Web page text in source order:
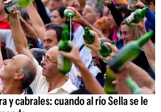
y cabrales: cuando al río Sella se le